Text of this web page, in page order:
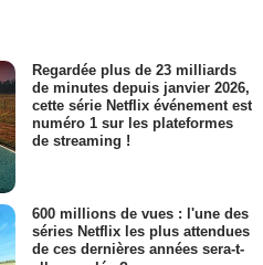
Regardée plus de 23 milliards
de minutes depuis janvier 2026,
cette série Netflix événement est
numéro 1 sur les plateformes
de streaming !
600 millions de vues : l'une des
séries Netflix les plus attendues
de ces dernières années sera-t-